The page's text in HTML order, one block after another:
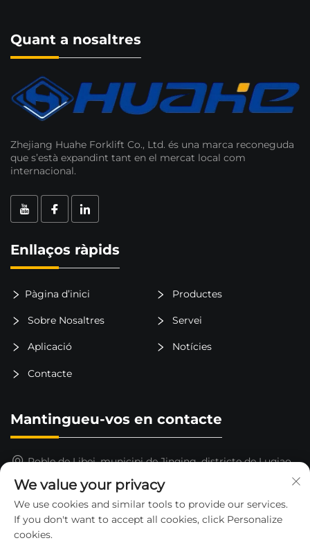
Quant a nosaltres
Zhejiang Huahe Forklift Co., Ltd. és una marca reconeguda
que s’està expandint tant en el mercat local com
internacional.
Enllaços ràpids
Pàgina d’inici Productes
Sobre Nosaltres Servei
Aplicació Notícies
Contacte
Mantingueu-vos en contacte
Poble de Libei, municipi de Jinqing, districte de Luqiao,
15325652000
[email protected]
We value your privacy
We use cookies and similar tools to provide our services.
If you don't want to accept all cookies, click Personalize
cookies.